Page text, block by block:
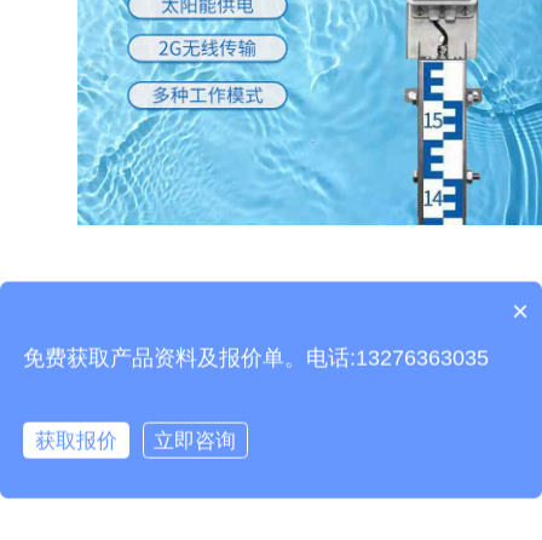
的，价格一般在几千元，可以采用有线或无线的通讯手
我们对水位进行提前预警，为水利检测、城市内涝等进
产品包含安装吗？
×
免费获取产品资料及报价单。电话:13276363035
获取报价 立即咨询